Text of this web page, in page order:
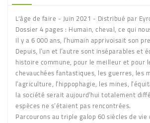
L'âge de faire - Juin 2021 - Distribué par
Dossier 4 pages : Humain, cheval, ce qui
Il y a 6 000 ans, l’humain apprivoisait son
Depuis, l’un et l’autre sont inséparables et
histoire commune, pour le meilleur et pour
chevauchées fantastiques, les guerres, les
l’agriculture, l’hippophagie, les mines,
la société serait aujourd’hui totalement
espèces ne s’étaient pas rencontrées.
Parcourons au triple galop 60 siècles de vie